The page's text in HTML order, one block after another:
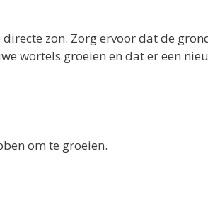
zon. Zorg ervoor dat de
wortels groeien en dat er een
om te groeien.